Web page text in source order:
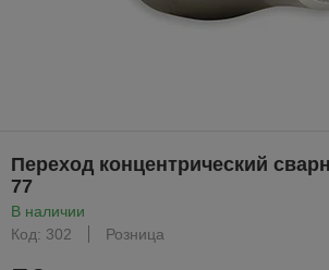
Переход концентрический
77
В наличии
Код: 302
Розница